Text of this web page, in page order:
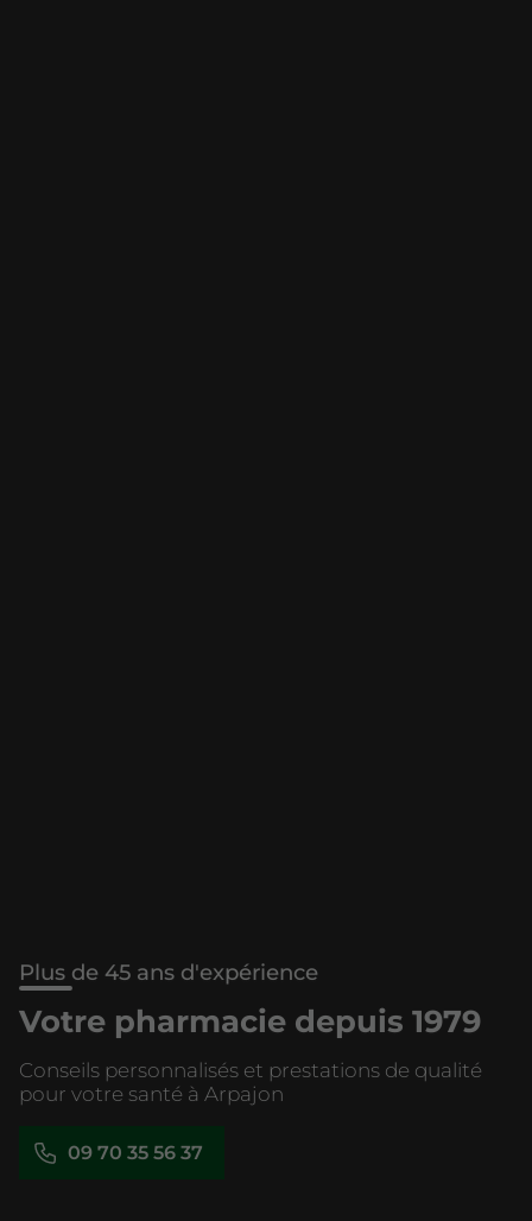
Plus de 45 ans d'expérience
Votre pharmacie depuis 1979
Conseils personnalisés et prestations de qualité
pour votre santé à Arpajon
09 70 35 56 37